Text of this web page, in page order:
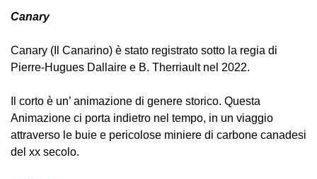
Canary
Canary (Il Canarino) è stato registrato sotto la regia di
Pierre-Hugues Dallaire e B. Therriault nel 2022.
Il corto è un’ animazione di genere storico. Questa
Animazione ci porta indietro nel tempo, in un viaggio
attraverso le buie e pericolose miniere di carbone canadesi
del xx secolo.